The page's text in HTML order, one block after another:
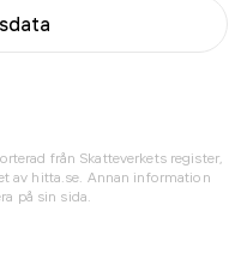
från Skatteverkets register,
av hitta.se. Annan information
på sin sida.